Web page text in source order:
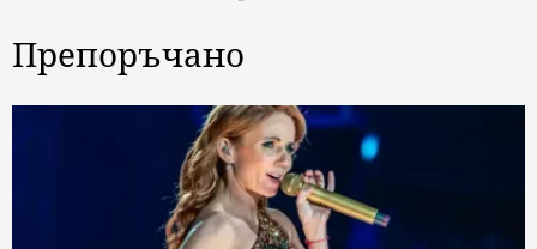
Препоръчано